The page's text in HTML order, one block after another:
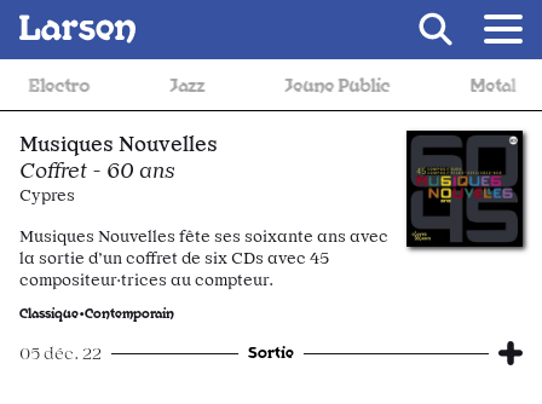
Jazz Jeune Public Metal Musique
Musiques Nouvelles
Coffret - 60 ans
Cypres
Musiques Nouvelles fête ses soixante ans avec
la sortie d’un coffret de six CDs avec 45
compositeur·trices au compteur.
Classique•Contemporain
05 déc. 22 Sortie